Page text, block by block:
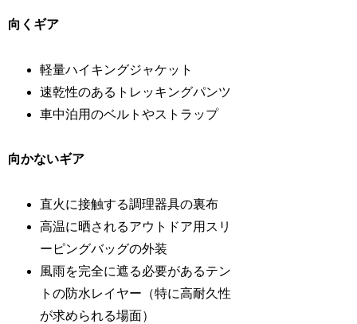
向くギア
軽量ハイキングジャケット
速乾性のあるトレッキングパンツ
車中泊用のベルトやストラップ
向かないギア
直火に接触する調理器具の裏布
高温に晒されるアウトドア用スリ
ーピングバッグの外装
風雨を完全に遮る必要があるテン
トの防水レイヤー（特に高耐久性
が求められる場面）